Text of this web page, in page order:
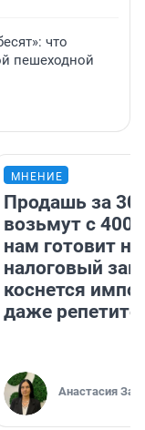
что
пешеходной
МНЕНИЕ
Продашь за
возьмут с
нам готовит
налоговый
коснется
даже
Анастасия